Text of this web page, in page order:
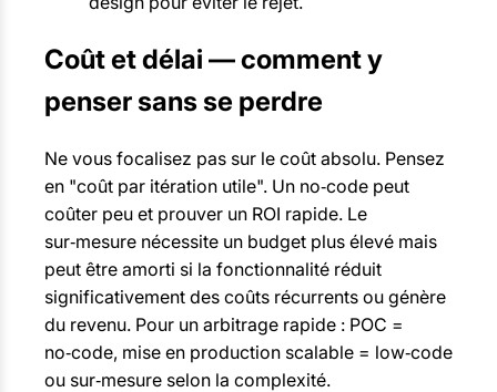
Coût et délai — comment y
penser sans se perdre
Ne vous focalisez pas sur le coût absolu. Pensez
en "coût par itération utile". Un no‑code peut
coûter peu et prouver un ROI rapide. Le
sur‑mesure nécessite un budget plus élevé mais
peut être amorti si la fonctionnalité réduit
significativement des coûts récurrents ou génère
du revenu. Pour un arbitrage rapide : POC =
no‑code, mise en production scalable = low‑code
ou sur‑mesure selon la complexité.